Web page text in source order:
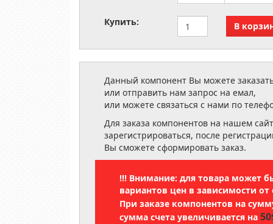
Купить:
Данный компонент Вы можете
или отправить нам запрос на емал,
или можете связаться с нами по
Для заказа компонентов на нашем
зарегистрироваться, после
Вы сможете сформировать заказ.
!!! Внимание: для товара может
вариантов цен в зависимости от
При заказе компонентов на
сумма счета увеличивается на